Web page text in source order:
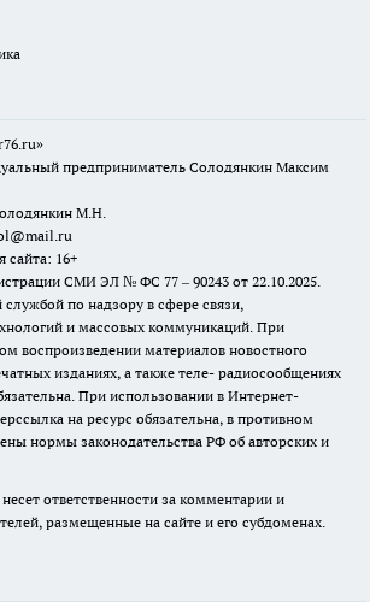
предприниматель Солодянкин Максим
М.Н.
сайта: 16+
СМИ ЭЛ № ФС 77 – 90243 от 22.10.2025.
по надзору в сфере связи,
и массовых коммуникаций. При
воспроизведении материалов новостного
изданиях, а также теле- радиосообщениях
При использовании в Интернет-
на ресурс обязательна, в противном
нормы законодательства РФ об авторских и
ответственности за комментарии и
размещенные на сайте и его субдоменах.